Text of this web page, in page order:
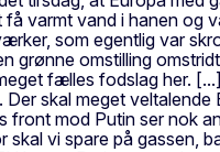
varmt vand i hanen og
som egentlig var
grønne omstilling
fælles fodslag her.
skal meget
mod Putin ser nok
vi spare på gassen,